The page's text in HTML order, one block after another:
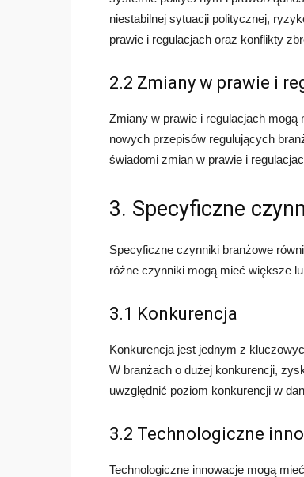
niestabilnej sytuacji politycznej,
prawie i regulacjach oraz konflikty
2.2 Zmiany w prawie i
Zmiany w prawie i regulacjach mogą
nowych przepisów regulujących
świadomi zmian w prawie i
3. Specyficzne
Specyficzne czynniki branżowe
różne czynniki mogą mieć większe
3.1 Konkurencja
Konkurencja jest jednym z
W branżach o dużej konkurencji,
uwzględnić poziom konkurencji w
3.2 Technologiczne
Technologiczne innowacje mogą